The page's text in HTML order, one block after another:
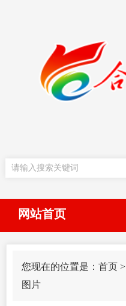
网站首页
您现在的位置是： 首页 >
图片